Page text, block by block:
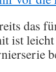
das
ist